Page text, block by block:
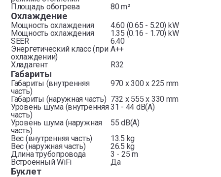
Площадь обогрева 80 m²
Охлаждение
Мощность охлаждения
4.60 (0.65 - 5.20) kW
Мощность охлаждения
1.35 (0.16 - 1.70) kW
SEER
6.40
Энергетический класс (при
охлаждении)
A++
Хладагент
R32
Габариты
Габариты (внутренняя
часть)
970 x 300 x 225 mm
Габариты (наружная часть) 732 x 555 x 330 mm
Уровень шума (внутренняя
часть)
31 - 44 dB(A)
Уровень шума (наружная
часть)
55 dB(A)
Вес (внутренняя часть)
13.5 kg
Вес (наружная часть)
26.5 kg
Длина трубопровода
3 - 25 m
Встроенный WiFi
Да
Буклет